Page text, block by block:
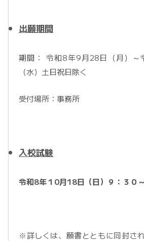
出願期間
期間： 令和8年9月28日（月）
（水）土日祝日除く
受付場所：事務所
入校試験
令和8年１0月18日（日）９：３０
※詳しくは、願書とともに同封さ